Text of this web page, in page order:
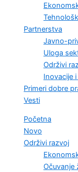
Partnerstva
Javno-
Uloga
Održivi
Inovacije
Primeri dobre
Vesti
Početna
Novo
Održivi razvoj
Očuvanje